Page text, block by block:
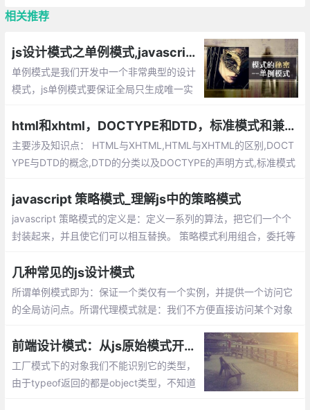
相关推荐
js设计模式之单例模式,javascript如何将一个对象设计成单例
单例模式是我们开发中一个非常典型的设计
模式，js单例模式要保证全局只生成唯一实
不同于静态类，我们可以延迟单例对象的初
始化，通常这种情况发生在我们需要等待加
载创建单例的依赖。
html和xhtml，DOCTYPE和DTD，标准模式和兼容模式
主要涉及知识点： HTML与XHTML,HTML与XHTML的区别,DOCT
YPE与DTD的概念,DTD的分类以及DOCTYPE的声明方式,标准模式
andard Mode）和兼容模式（Quircks Mode）的区别
javascript 策略模式_理解js中的策略模式
javascript 策略模式的定义是：定义一系列的算法，把它们一个个
封装起来，并且使它们可以相互替换。 策略模式利用组合，委托等
闭原则，使代码更容易理解和扩展， 策略模式中的代码可以复用。
几种常见的js设计模式
所谓单例模式即为：保证一个类仅有一个实例，并提供一个访问它
的全局访问点。所谓代理模式就是：我们不方便直接访问某个对象
我们实际上访问的是代理对象。
前端设计模式：从js原始模式开始，去理解Js工厂模式和构造函数模式
工厂模式下的对象我们不能识别它的类型，
由于typeof返回的都是object类型，不知道